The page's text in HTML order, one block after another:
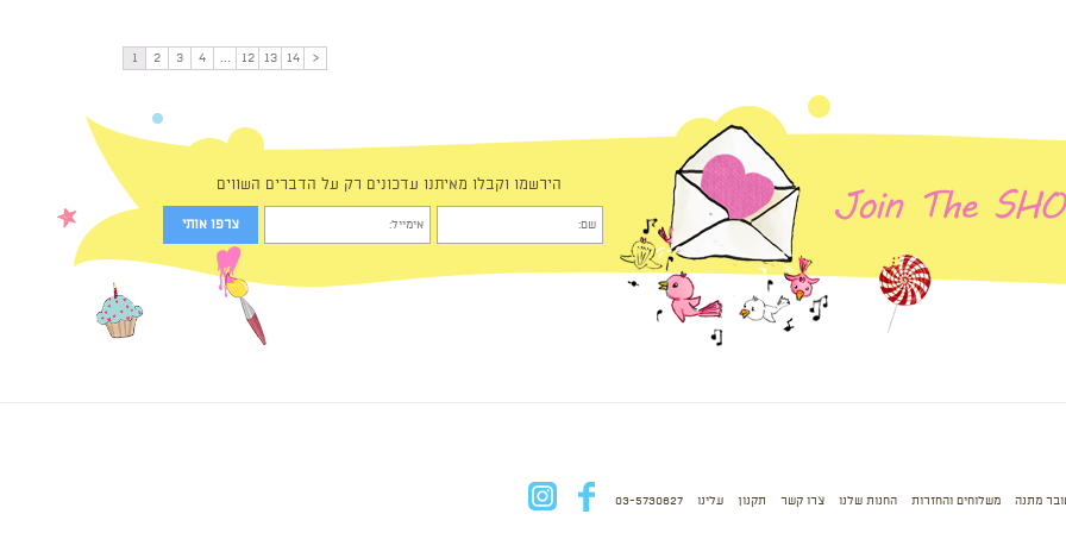
1 2 3 4 … 12 13 14 <
הירשמו וקבלו מאיתנו עדכונים רק על הדברים השווים
מתנה משלוחים והחזרות החנות שלנו צרו קשר תקנון עלינו 03-5730627